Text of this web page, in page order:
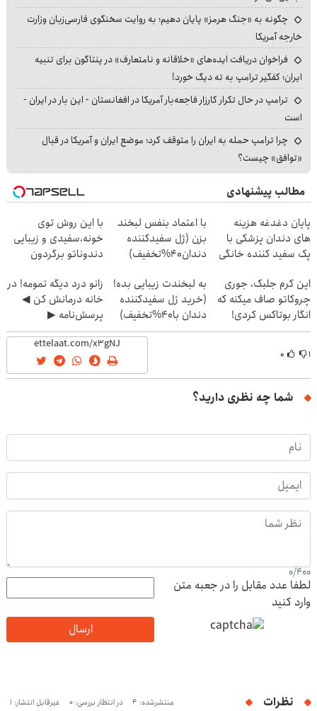
چگونه به «جنگ هرمز» پایان دهیم؛ به روایت سخنگوی فارسی‌زبان وزارت
خارجه آمریکا
فراخوان دریافت ایده‌های «خلاقانه و نامتعارف» در پنتاگون برای تنبیه
ایران؛ کفگیر ترامپ به ته دیگ خورد!
ترامپ در حال تکرار کارزار فاجعه‌بار آمریکا در افغانستان - این بار در ایران -
است
چرا ترامپ حمله به ایران را متوقف کرد؛ موضع ایران و آمریکا در قبال
«توافق» چیست؟
مطالب پیشنهادی
پایان دغدغه هزینه
های دندان پزشکی با
پک سفید کننده خانگی
با اعتماد بنفس لبخند
بزن (ژل سفیدکننده
دندان40%تخفیف)
با این روش توی
خونه،سفیدی و زیبایی
دندوناتو برگردون
این کرم جلبک، جوری
چروکاتو صاف میکنه که
انگار بوتاکس کردی!
(تخفیف ویژه)
به لبخندت زیبایی بده!
(خرید ژل سفیدکننده
دندان با40%تخفیف)
زانو درد دیگه تمومه! در
خانه درمانش کن ◀
پرسش‌نامه ▶
۱ ۰
شما چه نظری دارید؟
0/400
لطفا عدد مقابل را در جعبه متن
وارد کنید
ارسال
نظرات منتشرشده: 4 در انتظار بررسی: 0 غیرقابل انتشار: 1